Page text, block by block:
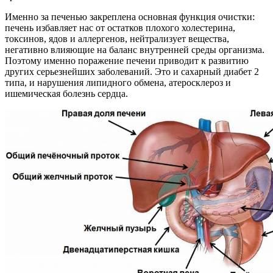
Именно за печенью закреплена основная функция очистки:
печень избавляет нас от остатков плохого холестерина,
токсинов, ядов и аллергенов, нейтрализует вещества,
негативно влияющие на баланс внутренней среды организма.
Поэтому именно поражение печени приводит к развитию
других серьезнейших заболеваний. Это и сахарный диабет 2
типа, и нарушения липидного обмена, атеросклероз и
ишемическая болезнь сердца.